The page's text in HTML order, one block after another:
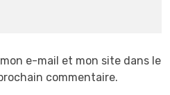
e-mail et mon site dans le
commentaire.